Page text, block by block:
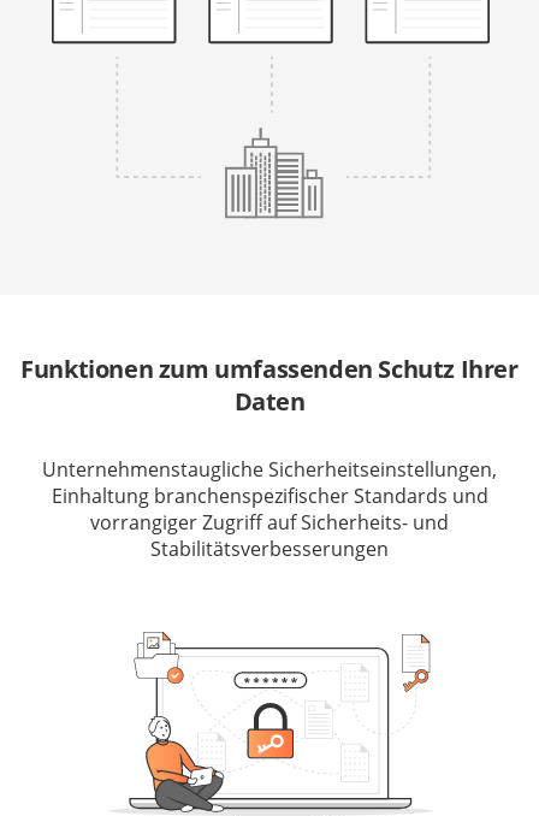
Funktionen zum umfassenden Schutz Ihrer
Daten
Unternehmenstaugliche Sicherheitseinstellungen,
Einhaltung branchenspezifischer Standards und
vorrangiger Zugriff auf Sicherheits- und
Stabilitätsverbesserungen